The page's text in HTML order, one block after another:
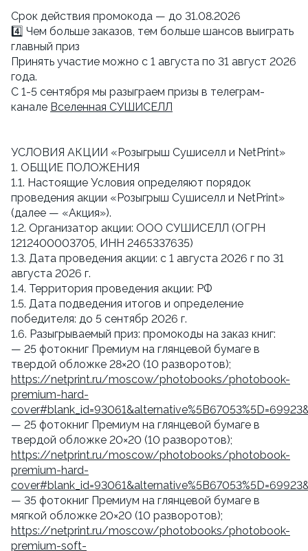
Cрок действия промокода — до 31.08.2026
4️⃣ Чем больше заказов, тем больше шансов выиграть
главный приз
Принять участие можно с 1 августа по 31 август 2026
года.
С 1-5 сентября мы разыграем призы в телеграм-
канале Вселенная СУШИСЕЛЛ
УСЛОВИЯ АКЦИИ «Розыгрыш Сушиселл и NetPrint»
1. ОБЩИЕ ПОЛОЖЕНИЯ
1.1. Настоящие Условия определяют порядок
проведения акции «Розыгрыш Сушиселл и NetPrint»
(далее — «Акция»).
1.2. Организатор акции: ООО СУШИСЕЛЛ (ОГРН
1212400003705, ИНН 2465337635)
1.3. Дата проведения акции: с 1 августа 2026 г по 31
августа 2026 г.
1.4. Территория проведения акции: РФ
1.5. Дата подведения итогов и определение
победителя: до 5 сентябр 2026 г.
1.6. Разыгрываемый приз: промокоды на заказ книг:
— 25 фотокниг Премиум на глянцевой бумаге в
твердой обложке 28×20 (10 разворотов);
https://netprint.ru/moscow/photobooks/photobook-
premium-hard-
— 25 фотокниг Премиум на глянцевой бумаге в
твердой обложке 20×20 (10 разворотов);
https://netprint.ru/moscow/photobooks/photobook-
premium-hard-
— 35 фотокниг Премиум на глянцевой бумаге в
мягкой обложке 20×20 (10 разворотов);
https://netprint.ru/moscow/photobooks/photobook-
premium-soft-